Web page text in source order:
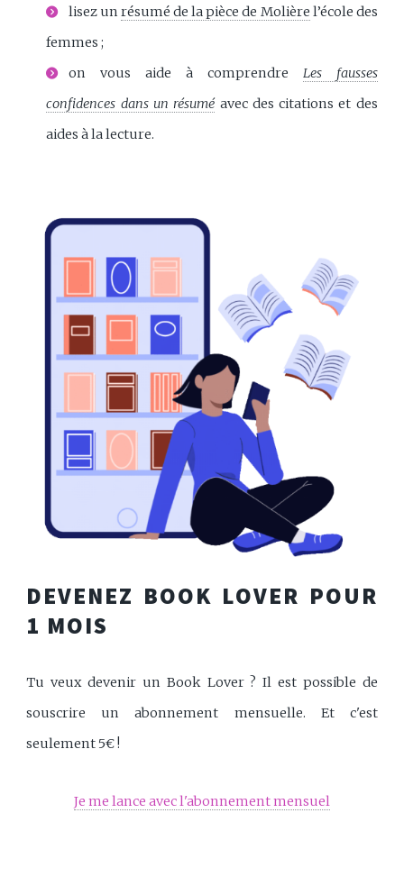
lisez unrésumé de la pièce de Molière l’école des
femmes ;
on vous aide à comprendre Les fausses
confidences dans un résumé avec des citations et des
aides à la lecture.
DEVENEZ BOOK LOVER POUR
1 MOIS
Tu veux devenir un Book Lover ? Il est possible de
souscrire un abonnement mensuelle. Et c'est
seulement 5€ !
Je me lance avec l'abonnement mensuel